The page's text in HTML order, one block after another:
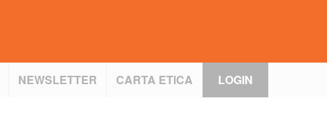
NEWSLETTER CARTA ETICA LOGIN